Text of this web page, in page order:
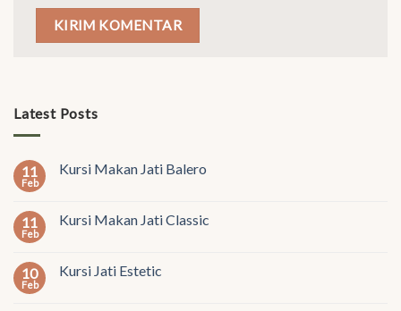
Latest Posts
11
Feb
Kursi Makan Jati Balero
11
Feb
Kursi Makan Jati Classic
10
Feb
Kursi Jati Estetic